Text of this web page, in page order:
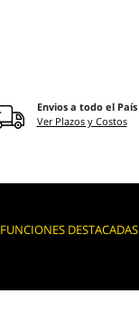
Envios a todo el País
Ver Plazos y Costos
FUNCIONES DESTACADAS